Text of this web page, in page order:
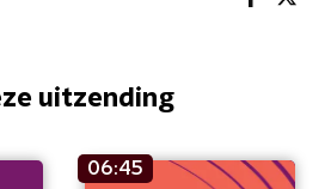
uitzending
06:45